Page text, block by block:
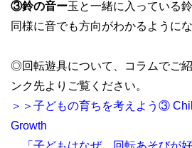
③鈴の音ー玉と一緒に入っている
同様に音でも方向がわかるように
◎回転遊具について、コラムでご
ンク先よりご覧ください。
＞＞子どもの育ちを考えよう③
Growth